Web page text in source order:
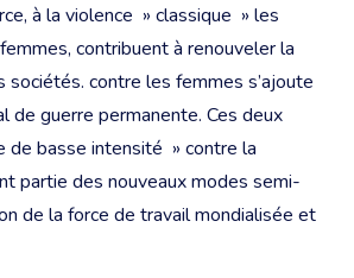
à la violence » classique » les
contribuent à renouveler la
sociétés. contre les femmes s’ajoute
de guerre permanente. Ces deux
de basse intensité » contre la
partie des nouveaux modes semi-
de la force de travail mondialisée et